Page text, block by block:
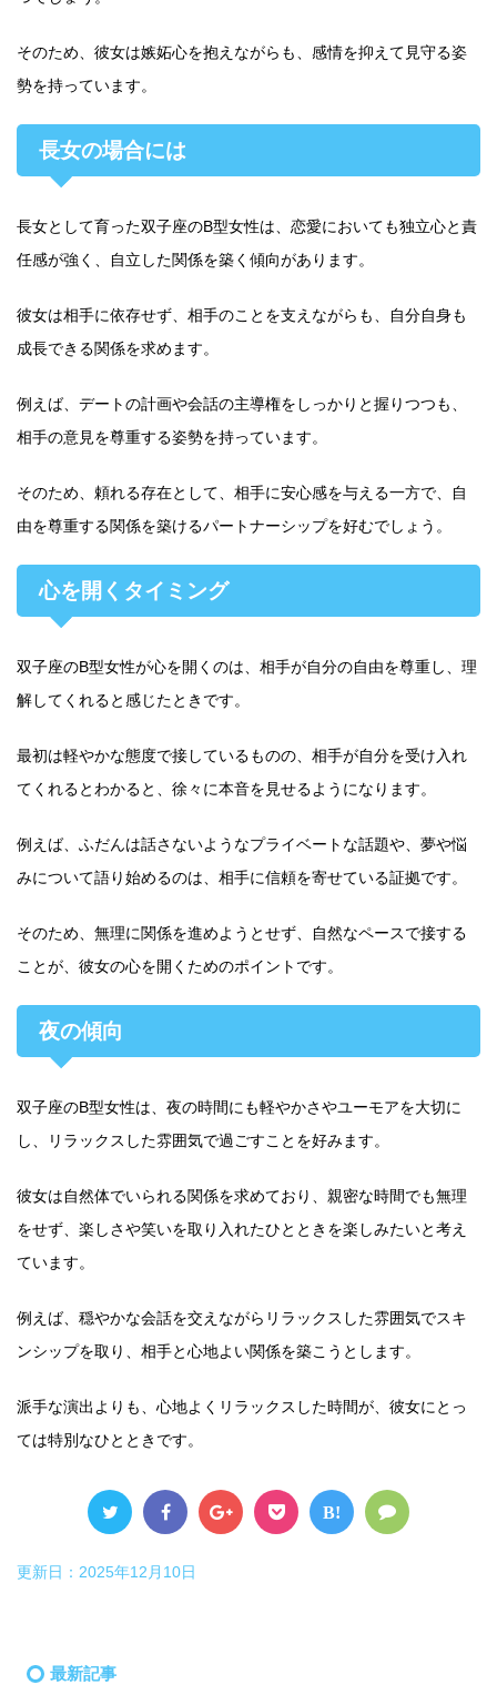
そのため、彼女は嫉妬心を抱えながらも、感情を抑えて見守る姿
勢を持っています。
長女の場合には
長女として育った双子座のB型女性は、恋愛においても独立心と責
任感が強く、自立した関係を築く傾向があります。
彼女は相手に依存せず、相手のことを支えながらも、自分自身も
成長できる関係を求めます。
例えば、デートの計画や会話の主導権をしっかりと握りつつも、
相手の意見を尊重する姿勢を持っています。
そのため、頼れる存在として、相手に安心感を与える一方で、自
由を尊重する関係を築けるパートナーシップを好むでしょう。
心を開くタイミング
双子座のB型女性が心を開くのは、相手が自分の自由を尊重し、理
解してくれると感じたときです。
最初は軽やかな態度で接しているものの、相手が自分を受け入れ
てくれるとわかると、徐々に本音を見せるようになります。
例えば、ふだんは話さないようなプライベートな話題や、夢や悩
みについて語り始めるのは、相手に信頼を寄せている証拠です。
そのため、無理に関係を進めようとせず、自然なペースで接する
ことが、彼女の心を開くためのポイントです。
夜の傾向
双子座のB型女性は、夜の時間にも軽やかさやユーモアを大切に
し、リラックスした雰囲気で過ごすことを好みます。
彼女は自然体でいられる関係を求めており、親密な時間でも無理
をせず、楽しさや笑いを取り入れたひとときを楽しみたいと考え
ています。
例えば、穏やかな会話を交えながらリラックスした雰囲気でスキ
ンシップを取り、相手と心地よい関係を築こうとします。
派手な演出よりも、心地よくリラックスした時間が、彼女にとっ
ては特別なひとときです。
B!
更新日： 2025年12月10日
最新記事